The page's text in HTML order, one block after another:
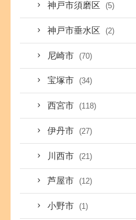
神戸市須磨区 (5)
神戸市垂水区 (2)
尼崎市 (70)
宝塚市 (34)
西宮市 (118)
伊丹市 (27)
川西市 (21)
芦屋市 (12)
小野市 (1)